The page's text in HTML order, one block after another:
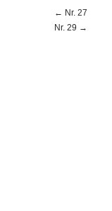
← Nr. 27
Nr. 29 →